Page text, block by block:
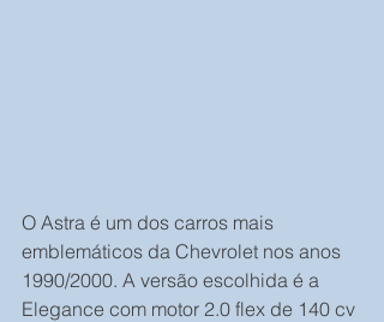
O Astra é um dos carros mais
emblemáticos da Chevrolet nos anos
1990/2000. A versão escolhida é a
Elegance com motor 2.0 flex de 140 cv